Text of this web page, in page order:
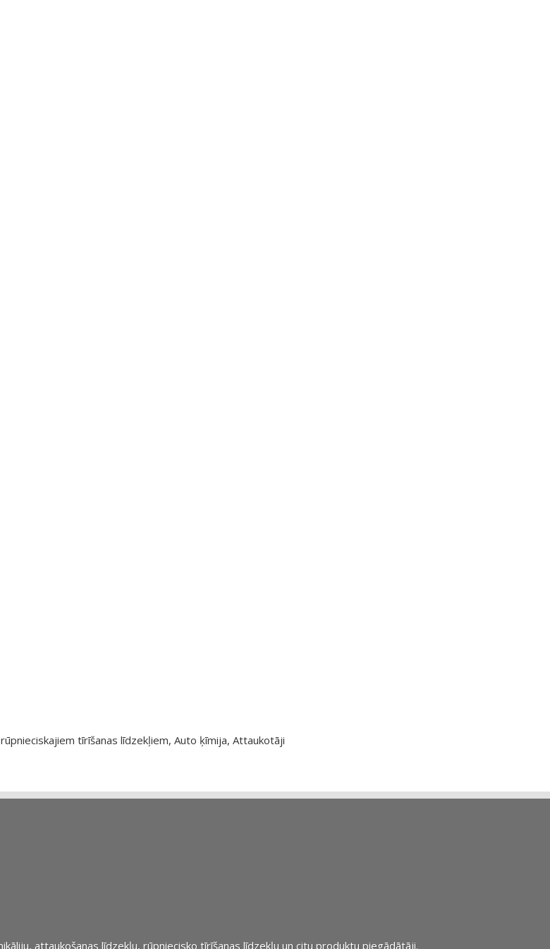
tīrīšanas līdzekļiem, Auto ķīmija, Attaukotāji
attaukošanas līdzekļu, rūpniecisko tīrīšanas līdzekļu un citu produktu piegādātāji.